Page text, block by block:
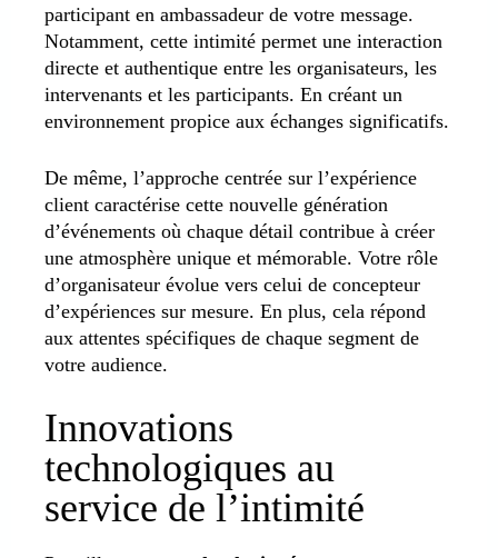
participant en ambassadeur de votre message.
Notamment, cette intimité permet une interaction
directe et authentique entre les organisateurs, les
intervenants et les participants. En créant un
environnement propice aux échanges significatifs.
De même, l’approche centrée sur l’expérience
client caractérise cette nouvelle génération
d’événements où chaque détail contribue à créer
une atmosphère unique et mémorable. Votre rôle
d’organisateur évolue vers celui de concepteur
d’expériences sur mesure. En plus, cela répond
aux attentes spécifiques de chaque segment de
votre audience.
Innovations
technologiques au
service de l’intimité